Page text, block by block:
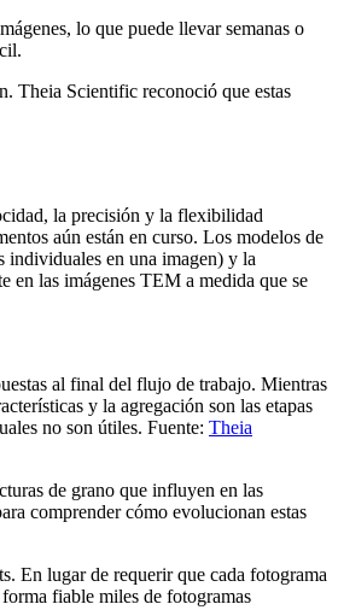
lo que puede llevar semanas o
Theia Scientific reconoció que estas
la precisión y la flexibilidad
aún están en curso. Los modelos de
en una imagen) y la
en las imágenes TEM a medida que se
al final del flujo de trabajo. Mientras
y la agregación son las etapas
no son útiles. Fuente: Theia
de grano que influyen en las
comprender cómo evolucionan estas
En lugar de requerir que cada fotograma
fiable miles de fotogramas